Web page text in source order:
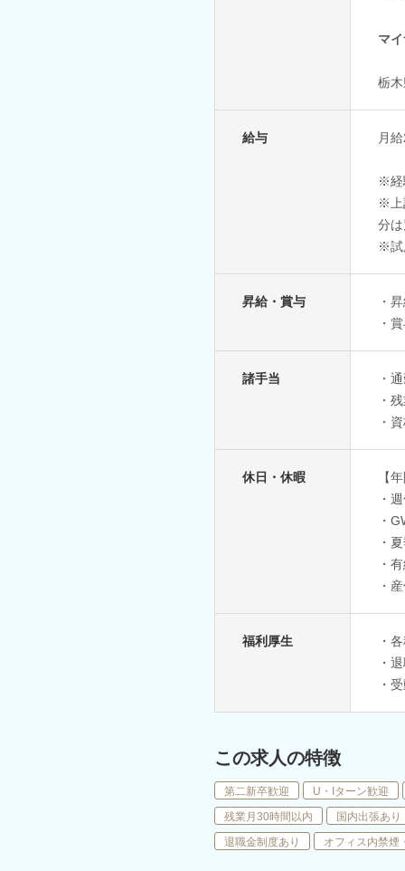
マ
栃
給与 月
※経
※上
分
※試
昇給・賞与
・
・
諸手当
・
・
・
休日・休暇
【
・
・
・
・
・
福利厚生
・
・
・
この求人の特徴
第二新卒歓迎
U・Iターン歓迎
残業月30時間以内
国内出張あり
退職金制度あり
オフィス内禁煙